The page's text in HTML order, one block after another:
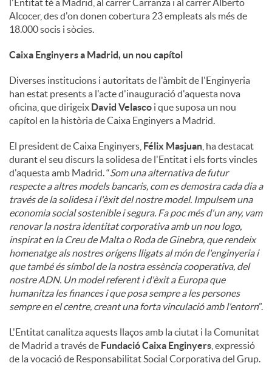
l'Entitat té a Madrid, al carrer Carranza i al carrer Alberto
Alcocer, des d'on donen cobertura 23 empleats als més de
18.000 socis i sòcies.
Caixa Enginyers a Madrid, un nou capítol
Diverses institucions i autoritats de l'àmbit de l'Enginyeria
han estat presents a l'acte d'inauguració d'aquesta nova
oficina, que dirigeix David Velasco i que suposa un nou
capítol en la història de Caixa Enginyers a Madrid.
El president de Caixa Enginyers, Félix Masjuan , ha destacat
durant el seu discurs la solidesa de l'Entitat i els forts vincles
d'aquesta amb Madrid. “Som una alternativa de futur
respecte a altres models bancaris, com es demostra cada dia a
través de la solidesa i l'èxit del nostre model. Impulsem una
economia social sostenible i segura. Fa poc més d'un any, vam
renovar la nostra identitat corporativa amb un nou logo,
inspirat en la Creu de Malta o Roda de Ginebra, que rendeix
homenatge als nostres orígens lligats al món de l'enginyeria i
que també és símbol de la nostra essència cooperativa, del
nostre ADN. Un model referent i d'èxit a Europa que
humanitza les finances i que posa sempre a les persones
sempre en el centre, creant una forta vinculació amb l'entorn”.
L'Entitat canalitza aquests llaços amb la ciutat i la Comunitat
de Madrid a través de Fundació Caixa Enginyers , expressió
de la vocació de Responsabilitat Social Corporativa del Grup.